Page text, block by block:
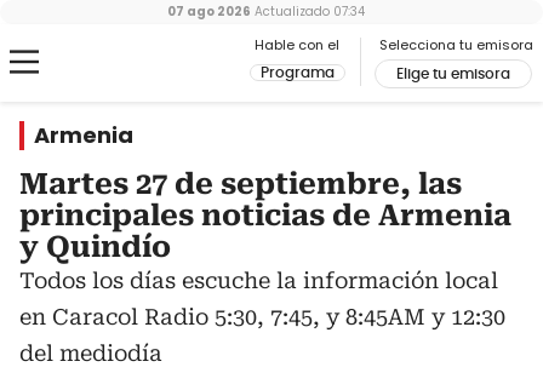
Hable con el
Programa
Selecciona tu emisora
Elige tu emisora
07 ago 2026 Actualizado 07:34
Armenia
Martes 27 de septiembre, las
principales noticias de Armenia
y Quindío
Todos los días escuche la información local
en Caracol Radio 5:30, 7:45, y 8:45AM y 12:30
del mediodía